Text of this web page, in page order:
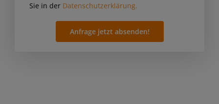
Sie in der Datenschutzerklärung.